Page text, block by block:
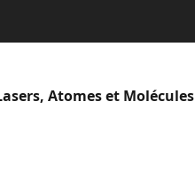
Atomes et Molécules